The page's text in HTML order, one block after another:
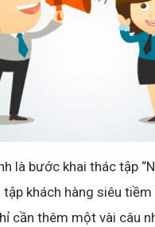
là bước khai thác tập
tập khách hàng siêu tiềm
cần thêm một vài câu